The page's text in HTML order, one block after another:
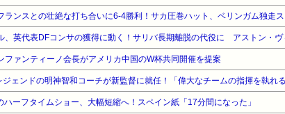
、英代表DFコンサの獲得に動く！サリバ長期離脱の代役に アストン・
ファンティーノ会長がアメリカ中国のW杯共同開催を提案
ジェンドの明神智和コーチが新監督に就任！「偉大なチームの指揮を執れ
ハーフタイムショー、大幅短縮へ！スペイン紙「17分間になった」